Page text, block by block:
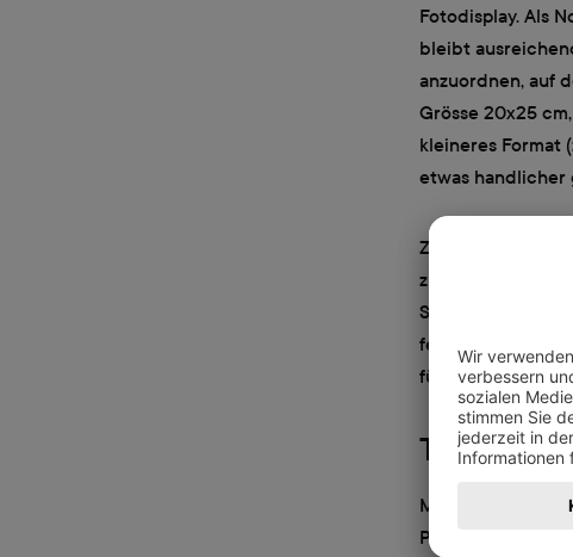
Fotodisplay. Als
bleibt
anzuordnen, auf
Grösse 20x25
kleineres Format
etwas handlicher
Zur Gestaltung
zurückgreifen.
Sie so die
festzulegen.
für Notizen
Tipp
Mit dem ifolor
Platzhalter für